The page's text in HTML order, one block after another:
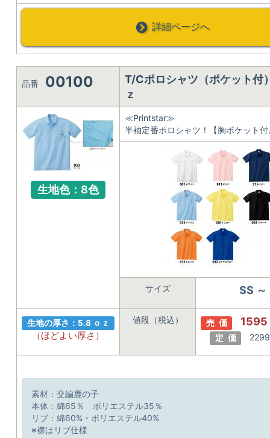
詳細ページへ
品番 00100
T/Cポロシャツ（ポケット付
ｚ
生地色：8色
≪Printstar≫
半袖定番ポロシャツ！【胸ポケット
サイズ SS ～
生地の厚さ：5.8 ｏｚ
（ほどよい厚さ）
値段（税込） 売 価 1595
定 価
素材：交編鹿の子
本体：綿65％ ポリエステル35％
リブ：綿60%・ポリエステル40%
※襟はリブ仕様